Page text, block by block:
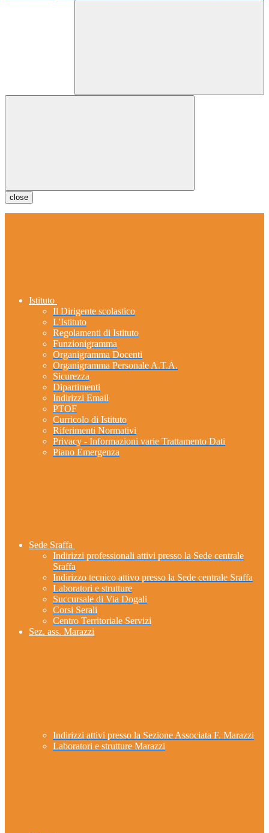
close
Istituto
Il Dirigente scolastico
L'Istituto
Regolamenti di Istituto
Funzionigramma
Organigramma Docenti
Organigramma Personale A.T.A.
Sicurezza
Dipartimenti
Indirizzi Email
PTOF
Curricolo di Istituto
Riferimenti Normativi
Privacy - Informazioni varie Trattamento Dati
Piano Emergenza
Sede Sraffa
Indirizzi professionali attivi presso la Sede centrale
Sraffa
Indirizzo tecnico attivo presso la Sede centrale Sraffa
Laboratori e strutture
Succursale di Via Dogali
Corsi Serali
Centro Territoriale Servizi
Sez. ass. Marazzi
Indirizzi attivi presso la Sezione Associata F. Marazzi
Laboratori e strutture Marazzi